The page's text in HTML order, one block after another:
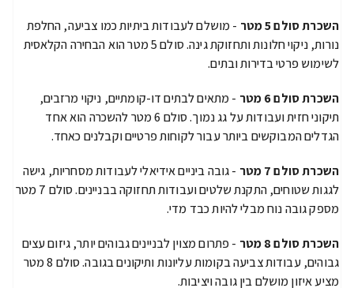
השכרת סולם 5 מטר
- מושלם לעבודות ביתיות כמו צביעה, החלפת
נורות, ניקוי חלונות ותחזוקת גינה. סולם 5 מטר הוא הבחירה הקלאסית
לשימוש פרטי בדירות ובתים.
השכרת סולם 6 מטר
- מתאים לבתים דו-קומתיים, ניקוי מרזבים,
תיקוני חזית ועבודות על גג נמוך. סולם 6 מטר להשכרה הוא אחד
הגדלים המבוקשים ביותר עבור לקוחות פרטיים וקבלנים כאחד.
השכרת סולם 7 מטר
- גובה ביניים אידיאלי לעבודות מסחריות, גישה
לגגות שטוחים, התקנת שלטים ועבודות תחזוקה בבניינים. סולם 7 מטר
מספק גובה נוח מבלי להיות כבד מדי.
השכרת סולם 8 מטר
- פתרום מצוין לבניינים גבוהים יותר, גיזום עצים
גבוהים, עבודות צביעה בקומות עליונות ותיקונים בגובה. סולם 8 מטר
מציע איזון מושלם בין גובה ויציבות.